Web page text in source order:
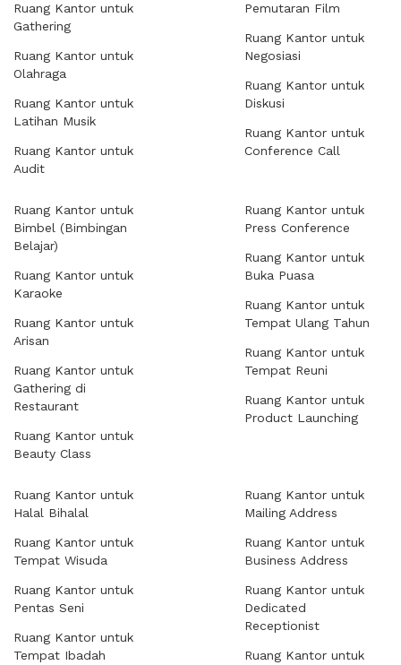
Ruang Kantor untuk
Gathering
Ruang Kantor untuk
Olahraga
Ruang Kantor untuk
Latihan Musik
Ruang Kantor untuk
Audit
Pemutaran Film
Ruang Kantor untuk
Negosiasi
Ruang Kantor untuk
Diskusi
Ruang Kantor untuk
Conference Call
Ruang Kantor untuk
Bimbel (Bimbingan
Belajar)
Ruang Kantor untuk
Karaoke
Ruang Kantor untuk
Arisan
Ruang Kantor untuk
Gathering di
Restaurant
Ruang Kantor untuk
Beauty Class
Ruang Kantor untuk
Press Conference
Ruang Kantor untuk
Buka Puasa
Ruang Kantor untuk
Tempat Ulang Tahun
Ruang Kantor untuk
Tempat Reuni
Ruang Kantor untuk
Product Launching
Ruang Kantor untuk
Halal Bihalal
Ruang Kantor untuk
Tempat Wisuda
Ruang Kantor untuk
Pentas Seni
Ruang Kantor untuk
Tempat Ibadah
Ruang Kantor untuk
Mailing Address
Ruang Kantor untuk
Business Address
Ruang Kantor untuk
Dedicated
Receptionist
Ruang Kantor untuk